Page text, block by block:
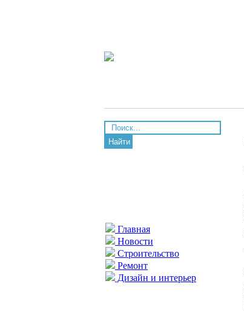
Найти
Главная
Новости
Строительство
Ремонт
Дизайн и интерьер